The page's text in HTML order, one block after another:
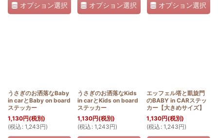
オプション選択 オプション選択 オプション選択
うさぎのお洒落なBaby
in carとBaby on board
ステッカー
1,130円(税別)
(税込 : 1,243円)
うさぎのお洒落なKids
in carとKids on board
ステッカー
1,130円(税別)
(税込 : 1,243円)
エッフェル塔と凱旋門
のBABY in CARステッ
カー【大きめサイズ】
1,130円(税別)
(税込 : 1,243円)